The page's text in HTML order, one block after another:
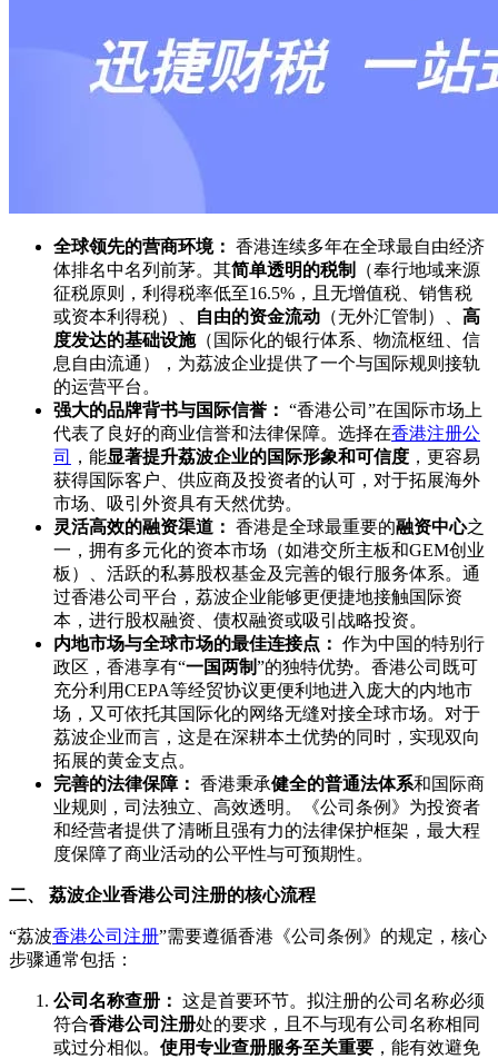
全球领先的营商环境： 香港连续多年在全球最自由经济
体排名中名列前茅。其简单透明的税制
（奉行地域来源
征税原则，利得税率低至16.5%，且无增值税、销售税
或资本利得税）、
自由的资金流动 （无外汇管制）、 高
度发达的基础设施（国际化的银行体系、物流枢纽、信
息自由流通），为荔波企业提供了一个与国际规则接轨
的运营平台。
强大的品牌背书与国际信誉： “香港公司”在国际市场上
代表了良好的商业信誉和法律保障。选择在香港注册公
司
，能显著提升荔波企业的国际形象和可信度 ，更容易
获得国际客户、供应商及投资者的认可，对于拓展海外
市场、吸引外资具有天然优势。
灵活高效的融资渠道： 香港是全球最重要的融资中心之
一，拥有多元化的资本市场（如港交所主板和GEM创业
板）、活跃的私募股权基金及完善的银行服务体系。通
过香港公司平台，荔波企业能够更便捷地接触国际资
本，进行股权融资、债权融资或吸引战略投资。
内地市场与全球市场的最佳连接点： 作为中国的特别行
政区，香港享有“一国两制”的独特优势。香港公司既可
充分利用CEPA等经贸协议更便利地进入庞大的内地市
场，又可依托其国际化的网络无缝对接全球市场。对于
荔波企业而言，这是在深耕本土优势的同时，实现双向
拓展的黄金支点。
完善的法律保障： 香港秉承健全的普通法体系和国际商
业规则，司法独立、高效透明。《公司条例》为投资者
和经营者提供了清晰且强有力的法律保护框架，最大程
度保障了商业活动的公平性与可预期性。
二、 荔波企业香港公司注册的核心流程
“荔波香港公司注册”需要遵循香港《公司条例》的规定，核心
步骤通常包括：
公司名称查册： 这是首要环节。拟注册的公司名称必须
符合香港公司注册处的要求，且不与现有公司名称相同
或过分相似。 使用专业查册服务至关重要 ，能有效避免